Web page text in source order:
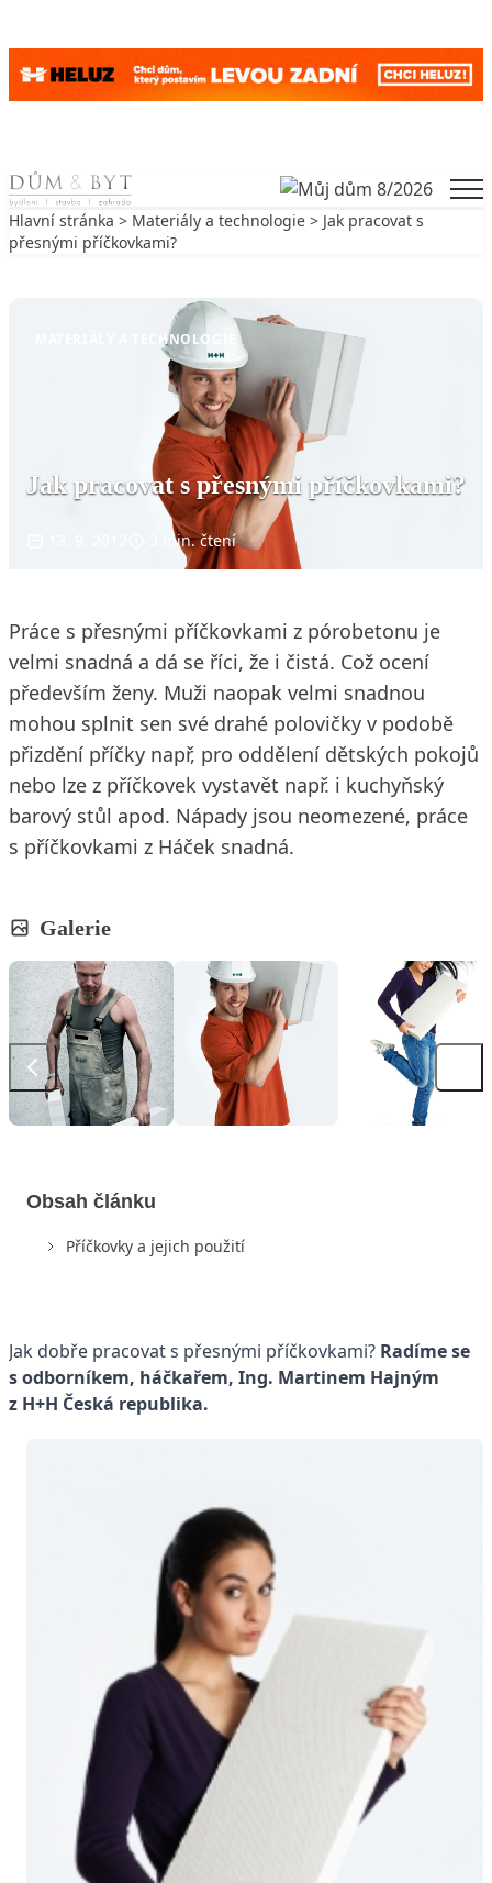
Skip to content
Hlavní stránka > Materiály a technologie > Jak pracovat s
přesnými příčkovkami?
MATERIÁLY A TECHNOLOGIE
Jak pracovat s přesnými příčkovkami?
3 min. čtení
Práce s přesnými příčkovkami z pórobetonu je
velmi snadná a dá se říci, že i čistá. Což ocení
především ženy. Muži naopak velmi snadnou
mohou splnit sen své drahé polovičky v podobě
přizdění příčky např, pro oddělení dětských pokojů
nebo lze z příčkovek vystavět např. i kuchyňský
barový stůl apod. Nápady jsou neomezené, práce
s příčkovkami z Háček snadná.
Galerie
Obsah článku
Příčkovky a jejich použití
Jak dobře pracovat s přesnými příčkovkami? Radíme se
s odborníkem, háčkařem, Ing. Martinem Hajným
z H+H Česká republika.